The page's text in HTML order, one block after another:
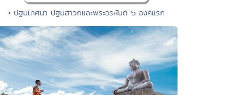
• ปฐมเทศนา ปฐมสาวกและพระอรหันต์ ๖ องค์แรก